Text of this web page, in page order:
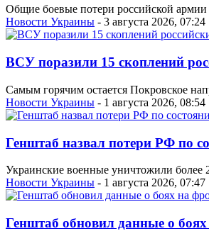
Общие боевые потери российской армии
Новости Украины - 3 августа 2026, 07:24
ВСУ поразили 15 скоплений
Самым горячим остается Покровское
Новости Украины - 1 августа 2026, 08:54
Генштаб назвал потери РФ по
Украинские военные уничтожили более
Новости Украины - 1 августа 2026, 07:47
Генштаб обновил данные о